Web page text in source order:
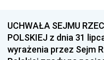
UCHWAŁA SEJMU
POLSKIEJ z dnia 31
wyrażenia przez Sejm